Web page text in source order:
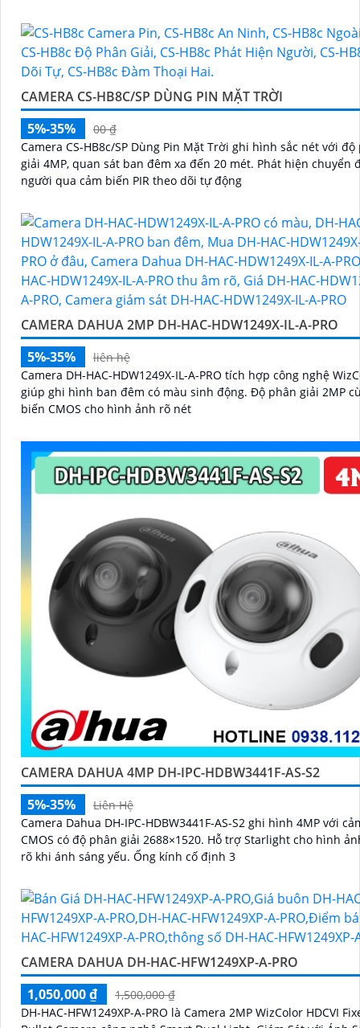
CAMERA CS-HB8C/SP DÙNG PIN MẶT TRỜI
5%-35%
00 ₫
Camera CS-HB8c/SP Dùng Pin Mặt Trời ghi hình sắc nét với độ
giải 4MP, quan sát ban đêm xa đến 20 mét. Phát hiện chuyển động
người qua cảm biến PIR theo dõi tự động
CAMERA DAHUA 2MP DH-HAC-HDW1249X-IL-A-PRO
5%-35%
liên hệ
Camera DH-HAC-HDW1249X-IL-A-PRO tích hợp công nghệ
giúp ghi hình ban đêm có màu sinh động. Độ phân giải 2MP cùng cảm
biến CMOS cho hình ảnh rõ nét
CAMERA DAHUA 4MP DH-IPC-HDBW3441F-AS-S2
5%-35%
Liên Hệ
Camera Dahua DH-IPC-HDBW3441F-AS-S2 ghi hình 4MP với
CMOS có độ phân giải 2688×1520. Hỗ trợ Starlight cho hình ảnh sáng
rõ khi ánh sáng yếu. Ống kính cố định 3
CAMERA DAHUA DH-HAC-HFW1249XP-A-PRO
1,050,000 ₫
1,500,000 ₫
DH-HAC-HFW1249XP-A-PRO là Camera 2MP WizColor HDCVI